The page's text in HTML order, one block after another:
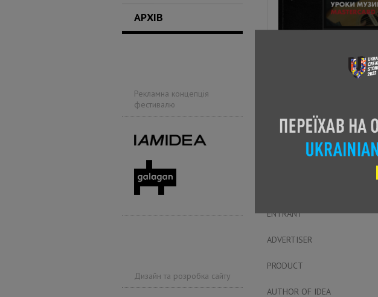
АРХІВ
Рекламна концепція
фестивалю
Дизайн та розробка сайту
ENTRANT
ADVERTISER
PRODUCT
AUTHOR OF IDEA